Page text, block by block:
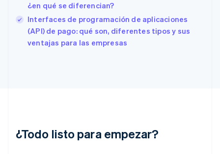
¿en qué se diferencian?
Interfaces de programación de aplicaciones
(API) de pago: qué son, diferentes tipos y sus
ventajas para las empresas
¿Todo listo para empezar?
English
Finlandia
EnglishSvenska
Francia
Français English
Irlanda